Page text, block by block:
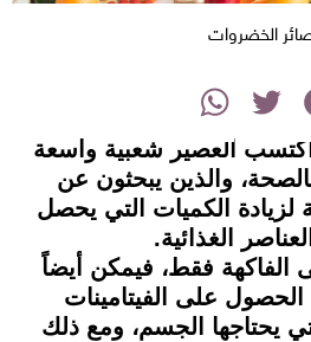
الخضروات
Twitter
WhatsApp
العصير شعبية واسعة
والذين يبحثون عن
الكميات التي يحصل
الغذائية.
الفاكهة فقط، فيمكن أيضاً
على الفيتامينات
يحتاجها الجسم، ومع ذلك